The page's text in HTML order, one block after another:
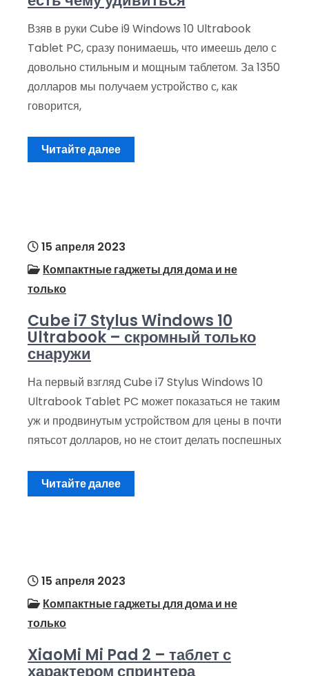
Взяв в руки Cube i9 Windows 10 Ultrabook
Tablet PC, сразу понимаешь, что имеешь дело с
довольно стильным и мощным таблетом. За 1350
долларов мы получаем устройство с, как
говорится,
Читайте далее
15 апреля 2023
Компактные гаджеты для дома и не
только
Cube i7 Stylus Windows 10
Ultrabook – скромный только
снаружи
На первый взгляд Cube i7 Stylus Windows 10
Ultrabook Tablet PC может показаться не таким
уж и продвинутым устройством для цены в почти
пятьсот долларов, но не стоит делать поспешных
Читайте далее
15 апреля 2023
Компактные гаджеты для дома и не
только
XiaoMi Mi Pad 2 – таблет с
характером спринтера